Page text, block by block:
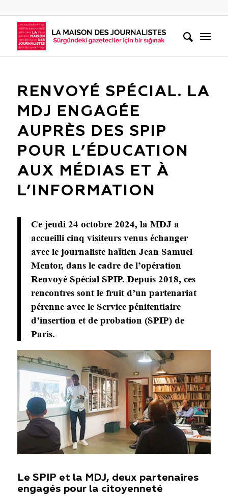
RENVOYÉ SPÉCIAL. LA
MDJ ENGAGÉE
AUPRÈS DES SPIP
POUR L’ÉDUCATION
AUX MÉDIAS ET À
L’INFORMATION
Ce jeudi 24 octobre 2024, la MDJ a
accueilli cinq visiteurs venus échanger
avec le journaliste haïtien Jean Samuel
Mentor, dans le cadre de l’opération
Renvoyé Spécial SPIP. Depuis 2018, ces
rencontres sont le fruit d’un partenariat
pérenne avec le Service pénitentiaire
d’insertion et de probation (SPIP) de
Paris.
Le SPIP et la MDJ, deux partenaires
engagés pour la citoyenneté